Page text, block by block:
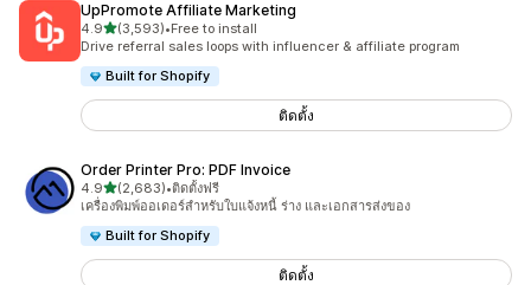
UpPromote Affiliate Marketing
4.9เต็ม 5 ดาว
(3,593)
ทั้งหมด 3593 รีวิว
•Free to install
Drive referral sales loops with influencer & affiliate program
Built for Shopify
ติดตั้ง
Order Printer Pro: PDF Invoice
4.9เต็ม 5 ดาว
(2,683)
ทั้งหมด 2683 รีวิว
•ติดตั้งฟรี
เครื่องพิมพ์ออเดอร์สำหรับใบแจ้งหนี้ ร่าง และเอกสารส่งของ
Built for Shopify
ติดตั้ง